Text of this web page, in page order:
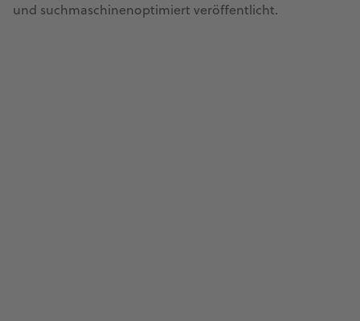
und suchmaschinenoptimiert veröffentlicht.